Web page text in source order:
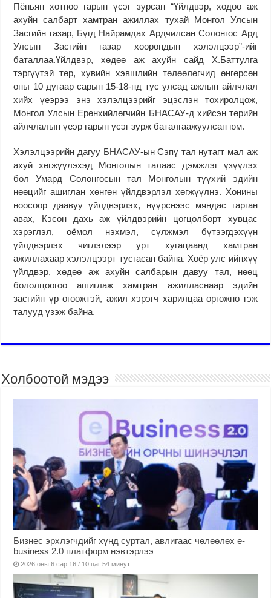
Пёньян хотноо гарын үсэг зурсан “Үйлдвэр, хөдөө аж
ахуйн салбарт хамтран ажиллах тухай Монгол Улсын
Засгийн газар, Бүгд Найрамдах Ардчилсан Солонгос Ард
Улсын Засгийн газар хоорондын хэлэлцээр”-ийг
баталлаа.Үйлдвэр, хөдөө аж ахуйн сайд Х.Баттулга
тэргүүтэй төр, хувийн хэвшлийн төлөөлөгчид өнгөрсөн
оны 10 дугаар сарын 15-18-нд тус улсад ажлын айлчлал
хийх үеэрээ энэ хэлэлцээрийг эцэслэн тохиролцож,
Монгол Улсын Ерөнхийлөгчийн БНАСАУ-д хийсэн төрийн
айлчлалын үеэр гарын үсэг зурж баталгаажуулсан юм.
Хэлэлцээрийн дагуу БНАСАУ-ын Сэпү тал нутагт мал аж
ахуй хөгжүүлэхэд Монголын талаас дэмжлэг үзүүлэх
бол Умард Солонгосын тал Монголын түүхий эдийн
нөөцийг ашиглан хөнгөн үйлдвэрлэл хөгжүүлнэ. Хонины
ноосоор даавуу үйлдвэрлэх, нүүрснээс мяндас гарган
авах, Кэсон дахь аж үйлдвэрийн цогцолборт хувцас
хэрэглэл, оёмол нэхмэл, сүлжмэл бүтээгдэхүүн
үйлдвэрлэх чиглэлээр урт хугацаанд хамтран
ажиллахаар хэлэлцээрт тусгасан байна. Хоёр улс ийнхүү
үйлдвэр, хөдөө аж ахуйн салбарын давуу тал, нөөц
бололцоогоо ашиглаж хамтран ажилласнаар эдийн
засгийн үр өгөөжтэй, ажил хэрэгч харилцаа өргөжнө гэж
талууд үзэж байна.
Холбоотой мэдээ
Бизнес эрхлэгчдийг хүнд суртал, авлигаас чөлөөлөх е-
business 2.0 платформ нэвтэрлээ
2026 оны 6 сар 16 / 10 цаг 54 минут